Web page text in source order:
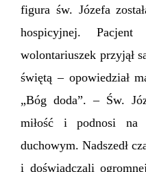
figura św. Józefa
hospicyjnej.
wolontariuszek przyjął
świętą – opowiedział
„Bóg doda”. – Św.
miłość i podnosi
duchowym. Nadszedł
i doświadczali